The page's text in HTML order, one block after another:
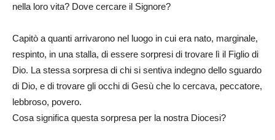
nella loro vita? Dove cercare il Signore?
Capitò a quanti arrivarono nel luogo in cui era nato, marginale,
respinto, in una stalla, di essere sorpresi di trovare lì il Figlio di
Dio. La stessa sorpresa di chi si sentiva indegno dello sguardo
di Dio, e di trovare gli occhi di Gesù che lo cercava, peccatore,
lebbroso, povero.
Cosa significa questa sorpresa per la nostra Diocesi?